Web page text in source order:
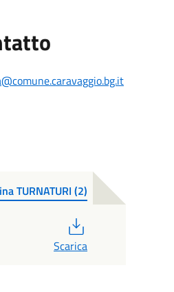
TURNATURI (2)
Scarica